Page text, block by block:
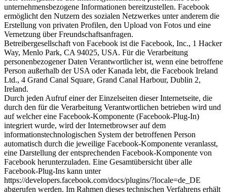
unternehmensbezogene Informationen bereitzustellen. Facebook
ermöglicht den Nutzern des sozialen Netzwerkes unter anderem die
Erstellung von privaten Profilen, den Upload von Fotos und eine
Vernetzung über Freundschaftsanfragen.
Betreibergesellschaft von Facebook ist die Facebook, Inc., 1 Hacker
Way, Menlo Park, CA 94025, USA. Für die Verarbeitung
personenbezogener Daten Verantwortlicher ist, wenn eine betroffene
Person außerhalb der USA oder Kanada lebt, die Facebook Ireland
Ltd., 4 Grand Canal Square, Grand Canal Harbour, Dublin 2,
Ireland.
Durch jeden Aufruf einer der Einzelseiten dieser Internetseite, die
durch den für die Verarbeitung Verantwortlichen betrieben wird und
auf welcher eine Facebook-Komponente (Facebook-Plug-In)
integriert wurde, wird der Internetbrowser auf dem
informationstechnologischen System der betroffenen Person
automatisch durch die jeweilige Facebook-Komponente veranlasst,
eine Darstellung der entsprechenden Facebook-Komponente von
Facebook herunterzuladen. Eine Gesamtübersicht über alle
Facebook-Plug-Ins kann unter
https://developers.facebook.com/docs/plugins/?locale=de_DE
abgerufen werden. Im Rahmen dieses technischen Verfahrens erhält